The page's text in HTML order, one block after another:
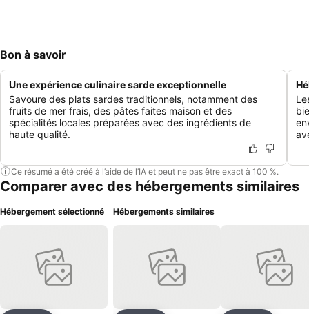
Bon à savoir
Une expérience culinaire sarde exceptionnelle
Savoure des plats sardes traditionnels, notamment des
fruits de mer frais, des pâtes faites maison et des
spécialités locales préparées avec des ingrédients de
haute qualité.
Ce résumé a été créé à l’aide de l’IA et peut ne pas être exact à 100 %.
Comparer avec des hébergements similaires
Hébergement sélectionné Hébergements similaires